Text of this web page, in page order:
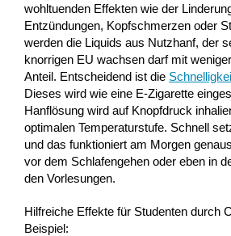
wohltuenden Effekten wie der
Entzündungen, Kopfschmerzen oder
werden die Liquids aus Nutzhanf, der
knorrigen EU wachsen darf mit
Anteil. Entscheidend ist die
Dieses wird wie eine E-Zigarette
Hanflösung wird auf Knopfdruck
optimalen Temperaturstufe. Schnell
und das funktioniert am Morgen
vor dem Schlafengehen oder eben in
den Vorlesungen.
Hilfreiche Effekte für Studenten durch
Beispiel: